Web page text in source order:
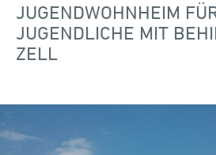
JUGENDWOHNHEIM
JUGENDLICHE MIT
ZELL